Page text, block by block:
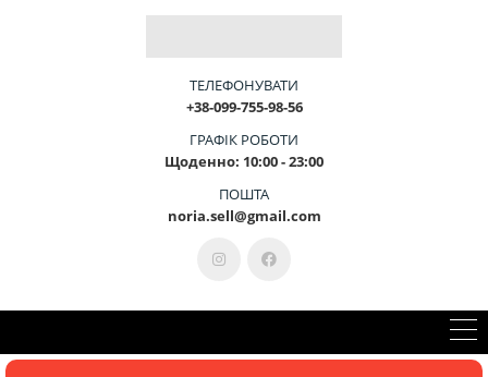
АГОУСТРІ
ЦЕМИ
КОНСУЛЬТАЦІЯ 099-755-98-56
ТЕЛЕФОНУВАТИ
+38-099-755-98-56
ГРАФІК РОБОТИ
Щоденно: 10:00 - 23:00
ПОШТА
noria.sell@gmail.com